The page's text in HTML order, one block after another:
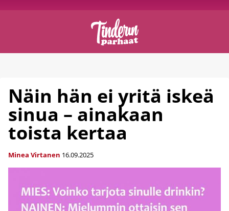
Näin hän ei yritä iskeä
sinua – ainakaan
toista kertaa
Minea Virtanen 16.09.2025